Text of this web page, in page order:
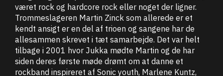
været rock og hardcore rock eller noget der ligner.
Trommeslageren Martin Zinck som allerede er et
kendt ansigt er en del af trioen og sangene har de
allesammen skrevet i tæt samarbejde. Det var helt
tilbage i 2001 hvor Jukka mødte Martin og de har
siden deres første møde drømt om at danne et
rockband inspireret af Sonic youth, Marlene Kuntz,